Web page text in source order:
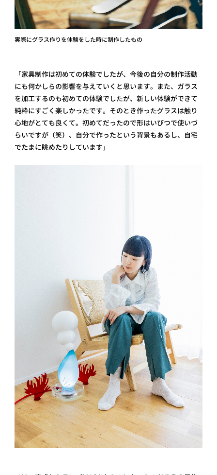
実際にグラス作りを体験をした時に制作したもの
「家具制作は初めての体験でしたが、今後の自分の制作活動
にも何かしらの影響を与えていくと思います。また、ガラス
を加工するのも初めての体験でしたが、新しい体験ができて
純粋にすごく楽しかったです。そのとき作ったグラスは触り
心地がとても良くて。初めてだったので形はいびつで使いづ
らいですが（笑）、自分で作ったという背景もあるし、自宅
でたまに眺めたりしています」